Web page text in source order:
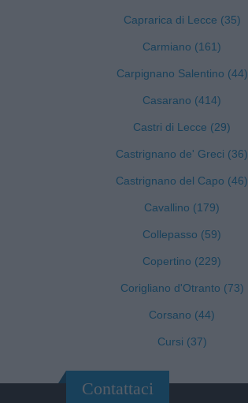
Caprarica di Lecce (35)
Carmiano (161)
Carpignano Salentino (44)
Casarano (414)
Castri di Lecce (29)
Castrignano de' Greci (36)
Castrignano del Capo (46)
Cavallino (179)
Collepasso (59)
Copertino (229)
Corigliano d'Otranto (73)
Corsano (44)
Cursi (37)
Contattaci